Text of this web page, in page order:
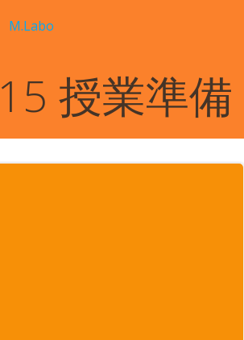
ツ
へ
キ
ッ
M.Labo
授業準備